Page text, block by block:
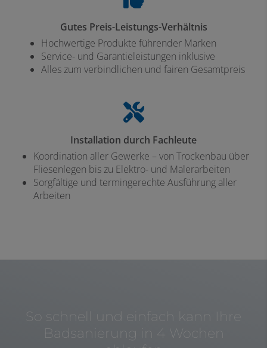
Gutes Preis-Leistungs-Verhältnis
Hochwertige Produkte führender Marken
Service- und Garantieleistungen inklusive
Alles zum verbindlichen und fairen Gesamtpreis
Installation durch Fachleute
Koordination aller Gewerke – von Trockenbau über
Fliesenlegen bis zu Elektro- und Malerarbeiten
Sorgfältige und termingerechte Ausführung aller
Arbeiten
So schnell und einfach kann Ihre
Badsanierung in 4 Wochen